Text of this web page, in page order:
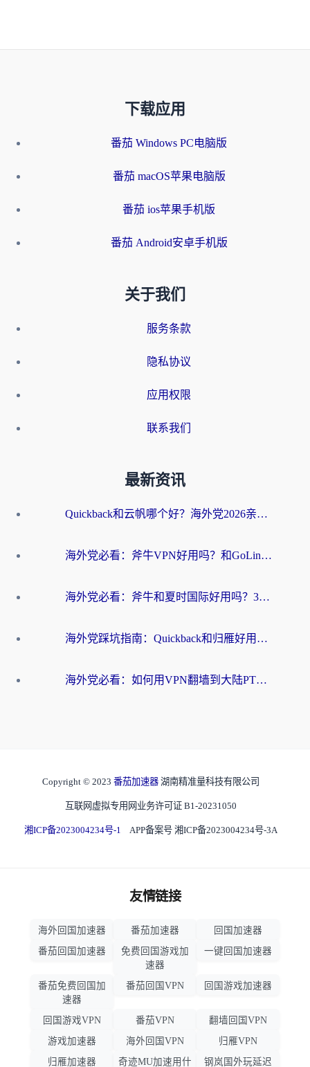
下载应用
番茄 Windows PC电脑版
番茄 macOS苹果电脑版
番茄 ios苹果手机版
番茄 Android安卓手机版
关于我们
服务条款
隐私协议
应用权限
联系我们
最新资讯
Quickback和云帆哪个好？海外党2026亲测指南：选对加速器大陆工具，无缝刷国内剧玩国服
海外党必看：斧牛VPN好用吗？和GoLinkVPN对比哪个回国效果更好？
海外党必看：斧牛和夏时国际好用吗？3步选对回国加速器，无缝刷国内资源
海外党踩坑指南：Quickback和归雁好用吗？选对加速器才能无缝刷国内资源
海外党必看：如何用VPN翻墙到大陆PTT？一篇解决你所有回国加速痛点
Copyright © 2023 番茄加速器 湖南精准量科技有限公司
互联网虚拟专用网业务许可证 B1-20231050
湘ICP备2023004234号-1 APP备案号 湘ICP备2023004234号-3A
友情链接
海外回国加速器 番茄加速器
回国加速器
番茄回国加速器
免费回国游戏加
速器
一键回国加速器
番茄免费回国加
速器
番茄回国VPN 回国游戏加速器
回国游戏VPN 番茄VPN
翻墙回国VPN
游戏加速器
海外回国VPN
归雁VPN
归雁加速器
奇迹MU加速用什 钢岚国外玩延迟